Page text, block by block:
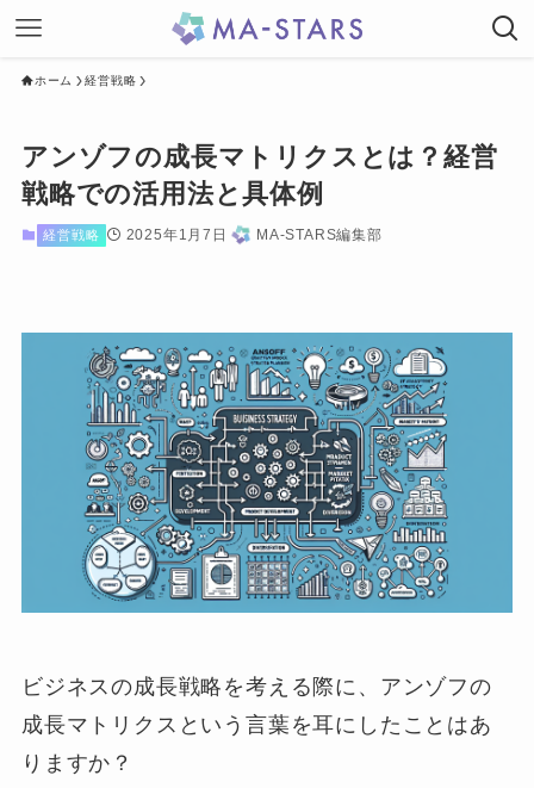
ホーム 経営戦略
アンゾフの成長マトリクスとは？経営
戦略での活用法と具体例
経営戦略 2025年1月7日 MA-STARS編集部
ビジネスの成長戦略を考える際に、アンゾフの
成長マトリクスという言葉を耳にしたことはあ
りますか？